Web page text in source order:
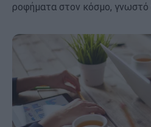
ροφήματα στον κόσμο, γνωστό